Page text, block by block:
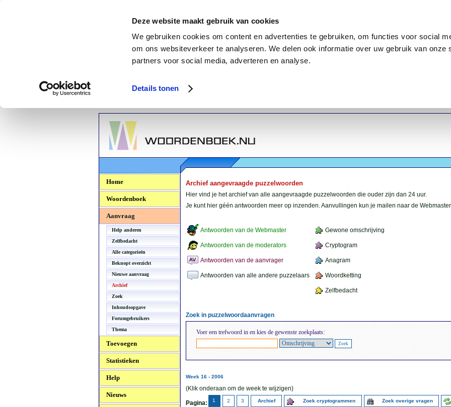
Deze website maakt gebruik van cookies
We gebruiken cookies om content en advertenties te gebruiken, om functies voor social
om ons websiteverkeer te analyseren. We delen ook informatie over uw gebruik van onze
partners voor social media, adverteren en analyse.
Details tonen
Woordenboek.NU
Home
Woordenboek
Aanvraag
Help anderen
Zelfbedacht
Alle categorieën
Beknopt overzicht
Nieuwe aanvraag
Archief
Zoek
Inhoudsopgave
Forumgebruikers
Thema
Toevoegen
Statistieken
Help
Nieuws
Archief aangevraagde puzzelwoorden
Hier vind je het archief van alle aangevraagde puzzelwoorden die ouder zijn dan 24 uur.
Je kunt hier géén antwoorden meer op inzenden. Aanvullingen kun je mailen naar de
Antwoorden van de Webmaster Gewone omschrijving
Antwoorden van de moderators Cryptogram
Antwoorden van de aanvrager Anagram
Antwoorden van alle andere puzzelaars Woordketting
Zelfbedacht
Zoek in puzzelwoordaanvragen
Voer een trefwoord in en kies de gewenste zoekplaats:
Week 16 - 2006
(Klik onderaan om de week te wijzigen)
Pagina: 1 2 3 Archief Zoek cryptogrammen Zoek overige vragen